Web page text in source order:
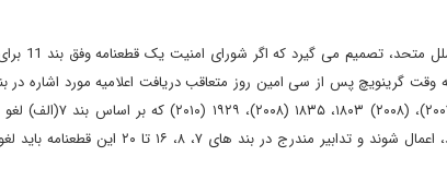
۱۶۹۶ (۲۰۰۶)، ۱۷۳۷
تصویب این قطعنامه اعمال می شدند، اعمال